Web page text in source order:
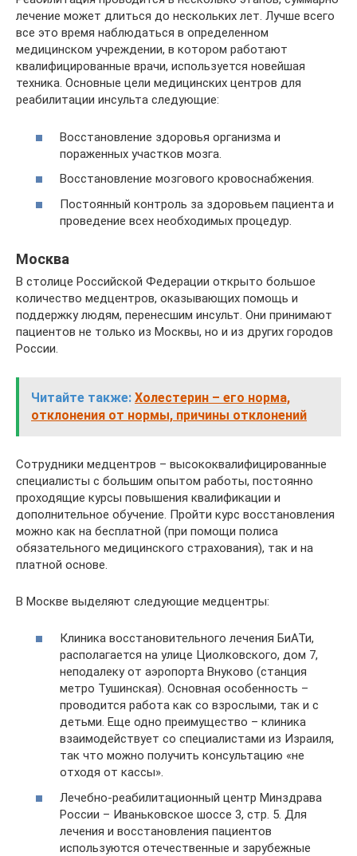
лечение может длиться до нескольких лет. Лучше всего
все это время наблюдаться в определенном
медицинском учреждении, в котором работают
квалифицированные врачи, используется новейшая
техника. Основные цели медицинских центров для
реабилитации инсульта следующие:
Восстановление здоровья организма и
пораженных участков мозга.
Восстановление мозгового кровоснабжения.
Постоянный контроль за здоровьем пациента и
проведение всех необходимых процедур.
Москва
В столице Российской Федерации открыто большое
количество медцентров, оказывающих помощь и
поддержку людям, перенесшим инсульт. Они принимают
пациентов не только из Москвы, но и из других городов
России.
Читайте также: Холестерин – его норма,
отклонения от нормы, причины отклонений
Сотрудники медцентров – высококвалифицированные
специалисты с большим опытом работы, постоянно
проходящие курсы повышения квалификации и
дополнительное обучение. Пройти курс восстановления
можно как на бесплатной (при помощи полиса
обязательного медицинского страхования), так и на
платной основе.
В Москве выделяют следующие медцентры:
Клиника восстановительного лечения БиАТи,
располагается на улице Циолковского, дом 7,
неподалеку от аэропорта Внуково (станция
метро Тушинская). Основная особенность –
проводится работа как со взрослыми, так и с
детьми. Еще одно преимущество – клиника
взаимодействует со специалистами из Израиля,
так что можно получить консультацию «не
отходя от кассы».
Лечебно-реабилитационный центр Минздрава
России – Иваньковское шоссе 3, стр. 5. Для
лечения и восстановления пациентов
используются отечественные и зарубежные